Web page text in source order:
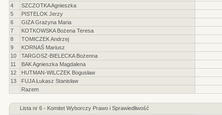
4
SZCZOTKA Agnieszka
5
PISTELOK Jerzy
6
GIZA Grażyna Maria
7
KOTKOWSKA Bożena Teresa
8
TOMICZEK Andrzej
9
KORNAŚ Mariusz
10
TARGOSZ-BIELECKA Bożenna
11
BAK Agnieszka Magdalena
12
HUTMAN-WILCZEK Bogusław
13
FUJA Łukasz Stanisław
Razem
Lista nr 6 - Komitet Wyborczy Prawo i Sprawiedliwość